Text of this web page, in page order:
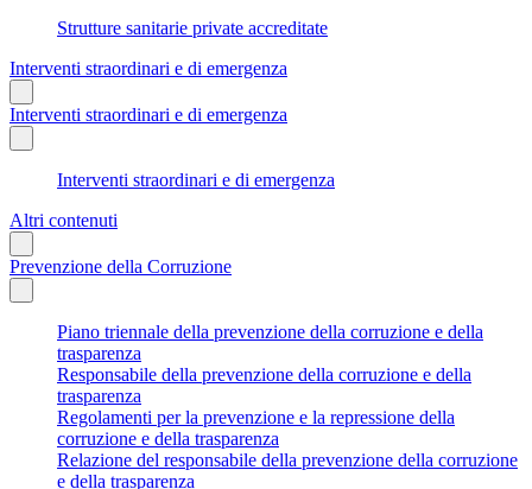
Strutture sanitarie private accreditate
Interventi straordinari e di emergenza
Interventi straordinari e di emergenza
Interventi straordinari e di emergenza
Altri contenuti
Prevenzione della Corruzione
Piano triennale della prevenzione della corruzione e della
trasparenza
Responsabile della prevenzione della corruzione e della
trasparenza
Regolamenti per la prevenzione e la repressione della
corruzione e della trasparenza
Relazione del responsabile della prevenzione della corruzione
e della trasparenza